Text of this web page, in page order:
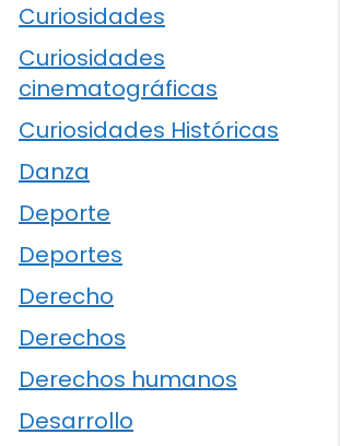
Curiosidades
Curiosidades
cinematográficas
Curiosidades Históricas
Danza
Deporte
Deportes
Derecho
Derechos
Derechos humanos
Desarrollo